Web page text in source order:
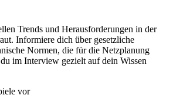
Trends und Herausforderungen in der
Informiere dich über gesetzliche
Normen, die für die Netzplanung
im Interview gezielt auf dein Wissen
vor